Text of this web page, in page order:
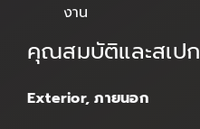
งาน
คุณสมบัติและสเปก
Exterior, ภายนอก